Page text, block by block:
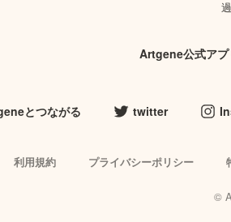
Artgene公式アプ
とつながる twitter
利用規約 プライバシーポリシー
©